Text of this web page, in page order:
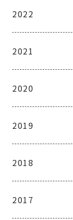
2022
2021
2020
2019
2018
2017